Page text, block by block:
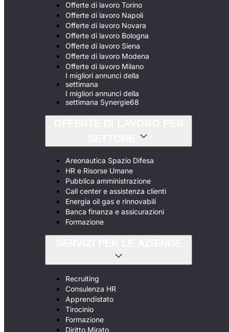
Offerte di lavoro Torino
Offerte di lavoro Napoli
Offerte di lavoro Novara
Offerte di lavoro Bologna
Offerte di lavoro Siena
Offerte di lavoro Modena
Offerte di lavoro Milano
I migliori annunci della
settimana
I migliori annunci della
settimana Synergie68
Areonautica Spazio Difesa
HR e Risorse Umane
Pubblica amministrazione
Call center e assistenza clienti
Energia oil gas e rinnovabili
Banca finanza e assicurazioni
Formazione
Recruiting
Consulenza HR
Apprendistato
Tirocinio
Formazione
Diritto Mirato